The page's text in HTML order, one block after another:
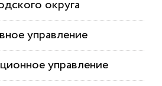
округа
управление
управление